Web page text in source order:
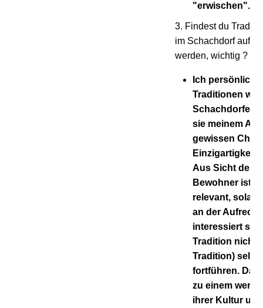
"erwischen".
3. Findest du
im Schachdorf
werden, wichtig ?
Ich persönlich
Traditionen wie
Schachdorfes
sie meinem
gewissen
Einzigartigkeit
Aus Sicht der
Bewohner ist
relevant,
an der
interessiert
Tradition nicht
Tradition)
fortführen.
zu einem
ihrer Kultur